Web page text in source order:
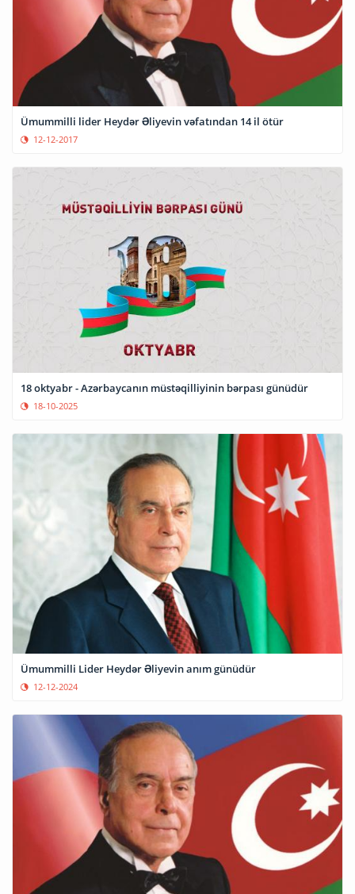
Ümummilli lider Heydər Əliyevin vəfatından 14 il ötür
12-12-2017
18 oktyabr - Azərbaycanın müstəqilliyinin bərpası günüdür
18-10-2025
Ümummilli Lider Heydər Əliyevin anım günüdür
12-12-2024